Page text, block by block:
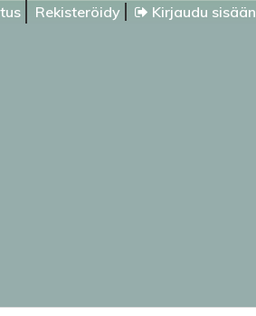
Rekisteröidy Kirjaudu sisään